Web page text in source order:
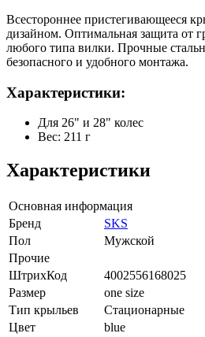
Всестороннее пристегивающееся
дизайном. Оптимальная защита от
любого типа вилки. Прочные
безопасного и удобного монтажа.
Характеристики:
Для 26" и 28" колес
Вес: 211 г
Характеристики
Основная информация
Бренд
SKS
Пол
Мужской
Прочие
ШтрихКод
4002556168025
Размер
one size
Тип крыльев
Стационарные
Цвет
blue